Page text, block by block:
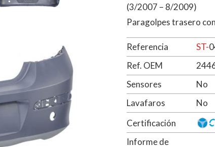
(3/2007 – 8/2009)
Paragolpes trasero
Referencia ST-
Ref. OEM
Sensores
No
Lavafaros
No
Certificación
Informe de